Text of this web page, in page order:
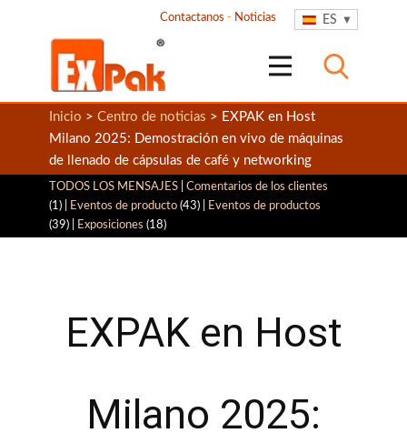
ES
Contactanos - Noticias
Inicio > Centro de noticias > EXPAK en Host
Milano 2025: Demostración en vivo de máquinas
de llenado de cápsulas de café y networking
TODOS LOS MENSAJES
Comentarios de los clientes
(1) |
Eventos de producto (43) |
Eventos de productos
(39) |
Exposiciones (18)
EXPAK en Host
Milano 2025: